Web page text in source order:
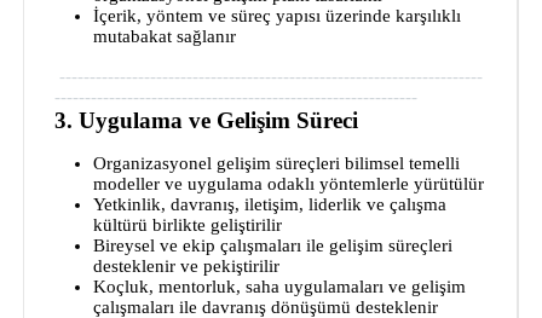
İçerik, yöntem ve süreç yapısı üzerinde karşılıklı
mutabakat sağlanır
----------------------------------------------------------------------
------------------------------------------------------------
3. Uygulama ve Gelişim Süreci
Organizasyonel gelişim süreçleri bilimsel temelli
modeller ve uygulama odaklı yöntemlerle yürütülür
Yetkinlik, davranış, iletişim, liderlik ve çalışma
kültürü birlikte geliştirilir
Bireysel ve ekip çalışmaları ile gelişim süreçleri
desteklenir ve pekiştirilir
Koçluk, mentorluk, saha uygulamaları ve gelişim
çalışmaları ile davranış dönüşümü desteklenir